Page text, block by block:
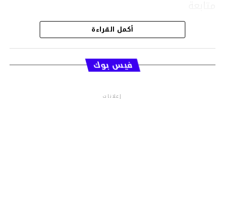
قسم الاخبار
أكمل القراءة
فيس بوك
إعلانات